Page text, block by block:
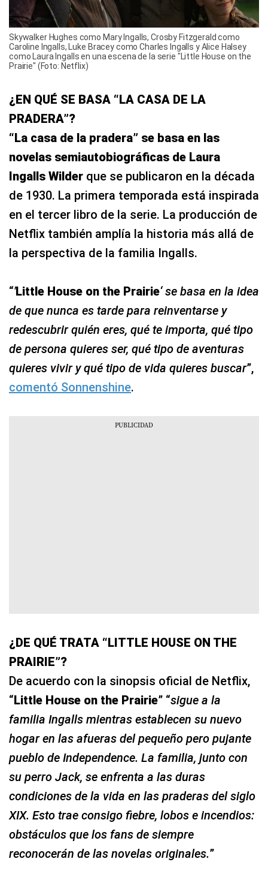
Skywalker Hughes como Mary Ingalls, Crosby Fitzgerald como
Caroline Ingalls, Luke Bracey como Charles Ingalls y Alice Halsey
como Laura Ingalls en una escena de la serie "Little House on the
Prairie" (Foto: Netflix)
¿EN QUÉ SE BASA “LA CASA DE LA
PRADERA”?
“La casa de la pradera” se basa en las
novelas semiautobiográficas de Laura
Ingalls Wilder que se publicaron en la década
de 1930. La primera temporada está inspirada
en el tercer libro de la serie. La producción de
Netflix también amplía la historia más allá de
la perspectiva de la familia Ingalls.
“'Little House on the Prairie‘ se basa en la idea
de que nunca es tarde para reinventarse y
redescubrir quién eres, qué te importa, qué tipo
de persona quieres ser, qué tipo de aventuras
quieres vivir y qué tipo de vida quieres buscar”,
comentó Sonnenshine.
¿DE QUÉ TRATA “LITTLE HOUSE ON THE
PRAIRIE”?
De acuerdo con la sinopsis oficial de Netflix,
“Little House on the Prairie” “sigue a la
familia Ingalls mientras establecen su nuevo
hogar en las afueras del pequeño pero pujante
pueblo de Independence. La familia, junto con
su perro Jack, se enfrenta a las duras
condiciones de la vida en las praderas del siglo
XIX. Esto trae consigo fiebre, lobos e incendios:
obstáculos que los fans de siempre
reconocerán de las novelas originales.”